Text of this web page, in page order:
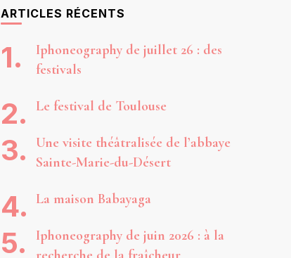
ARTICLES RÉCENTS
Iphoneography de juillet 26 : des
festivals
Le festival de Toulouse
Une visite théâtralisée de l’abbaye
Sainte-Marie-du-Désert
La maison Babayaga
Iphoneography de juin 2026 : à la